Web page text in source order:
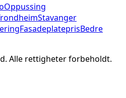
Oppussing
Stavanger
FasadeplateprisBedre
Alle rettigheter forbeholdt.